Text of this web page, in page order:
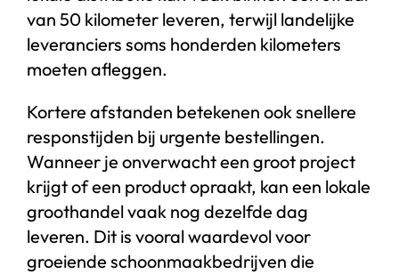
van 50 kilometer leveren, terwijl landelijke
leveranciers soms honderden kilometers
moeten afleggen.
Kortere afstanden betekenen ook snellere
responstijden bij urgente bestellingen.
Wanneer je onverwacht een groot project
krijgt of een product opraakt, kan een lokale
groothandel vaak nog dezelfde dag
leveren. Dit is vooral waardevol voor
groeiende schoonmaakbedrijven die